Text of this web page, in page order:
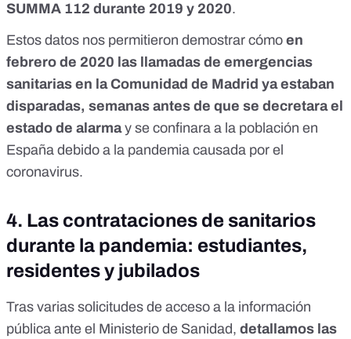
SUMMA 112 durante 2019 y 2020.
Estos datos nos permitieron demostrar cómo en
febrero de 2020 las llamadas de emergencias
sanitarias en la Comunidad de Madrid ya estaban
disparadas, semanas antes de que se decretara el
estado de alarmay se confinara a la población en
España debido a la pandemia causada por el
coronavirus.
4. Las contrataciones de sanitarios
durante la pandemia: estudiantes,
residentes y jubilados
Tras varias solicitudes de acceso a la información
pública ante el Ministerio de Sanidad, detallamos las